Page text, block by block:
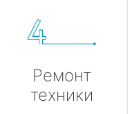
Ремонт
техники